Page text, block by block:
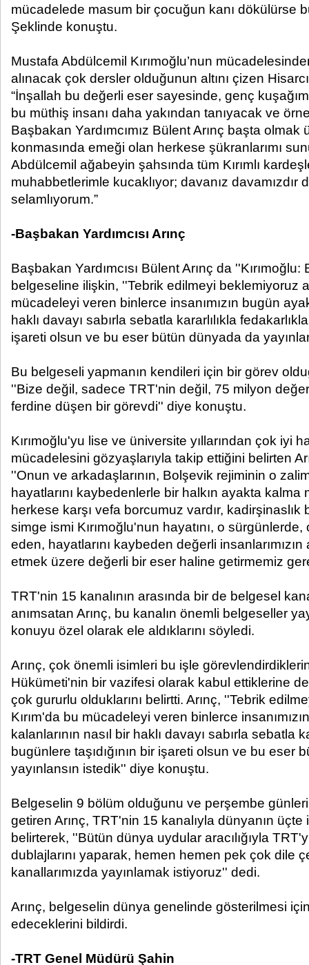
mücadelede masum bir çocuğun kanı dökülürse
Şeklinde konuştu.
Mustafa Abdülcemil Kırımoğlu’nun
alınacak çok dersler olduğunun altını çizen
“İnşallah bu değerli eser sayesinde, genç
bu müthiş insanı daha yakından tanıyacak ve
Başbakan Yardımcımız Bülent Arınç başta
konmasında emeği olan herkese şükranlarımı
Abdülcemil ağabeyin şahsında tüm Kırımlı
muhabbetlerimle kucaklıyor; davanız davamızdır
selamlıyorum.”
-Başbakan Yardımcısı Arınç
Başbakan Yardımcısı Bülent Arınç da
belgeseline ilişkin, ''Tebrik edilmeyi beklemiyoruz
mücadeleyi veren binlerce insanımızın bugün
haklı davayı sabırla sebatla kararlılıkla
işareti olsun ve bu eser bütün dünyada da
Bu belgeseli yapmanın kendileri için bir görev
''Bize değil, sadece TRT'nin değil, 75 milyon
ferdine düşen bir görevdi'' diye konuştu.
Kırımoğlu'yu lise ve üniversite yıllarından çok iyi
mücadelesini gözyaşlarıyla takip ettiğini belirten
''Onun ve arkadaşlarının, Bolşevik rejiminin o
hayatlarını kaybedenlerle bir halkın ayakta
herkese karşı vefa borcumuz vardır, kadirşinaslık
simge ismi Kırımoğlu'nun hayatını, o sürgünlerde,
eden, hayatlarını kaybeden değerli
etmek üzere değerli bir eser haline getirmemiz
TRT'nin 15 kanalının arasında bir de belgesel
anımsatan Arınç, bu kanalın önemli belgeseller
konuyu özel olarak ele aldıklarını söyledi.
Arınç, çok önemli isimleri bu işle
Hükümeti'nin bir vazifesi olarak kabul ettiklerine
çok gururlu olduklarını belirtti. Arınç, ''Tebrik
Kırım'da bu mücadeleyi veren binlerce
kalanlarının nasıl bir haklı davayı sabırla sebatla
bugünlere taşıdığının bir işareti olsun ve bu eser
yayınlansın istedik'' diye konuştu.
Belgeselin 9 bölüm olduğunu ve perşembe günleri
getiren Arınç, TRT'nin 15 kanalıyla dünyanın
belirterek, ''Bütün dünya uydular aracılığıyla
dublajlarını yaparak, hemen hemen pek çok dile
kanallarımızda yayınlamak istiyoruz'' dedi.
Arınç, belgeselin dünya genelinde gösterilmesi
edeceklerini bildirdi.
-TRT Genel Müdürü Şahin